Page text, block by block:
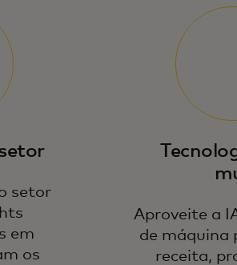
setor
em
os
Aproveite a
de máquina
receita,